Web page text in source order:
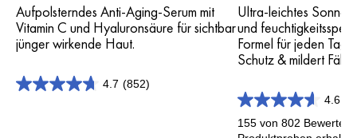
Aufpolsterndes Anti-Aging-Serum mit
Vitamin C und Hyaluronsäure für sichtbar
jünger wirkende Haut.
4.7 (852)
4.7
Ultra-leichtes
und
Formel für jeden Tag
Schutz & mildert
4.6
4.6
von
5
155 von 802